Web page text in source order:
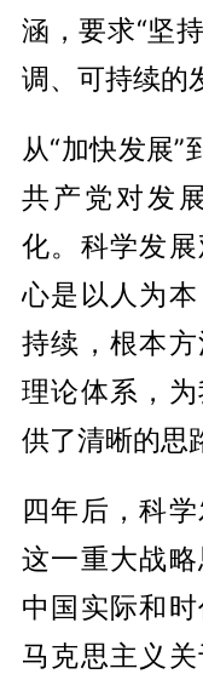
涵，要求“坚
调、可持续的
从“加快发展”
共产党对发
化。科学发
心是以人为
持续，根本
理论体系，
供了清晰的思
四年后，科学
这一重大战
中国实际和
马克思主义